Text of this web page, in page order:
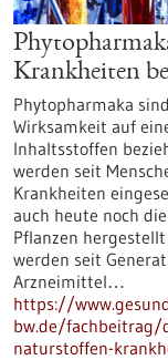
Krankheiten
Phytopharmaka
Wirksamkeit auf
Inhaltsstoffen
werden seit
Krankheiten
auch heute noch
Pflanzen
werden seit
Arzneimittel…
https://
bw.de/fachbeitrag/
naturstoffen-